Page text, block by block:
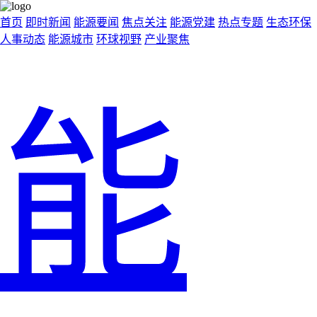
首页 即时新闻 能源要闻 焦点关注 能源党建 热点专题 生态环保
人事动态 能源城市 环球视野 产业聚焦
能